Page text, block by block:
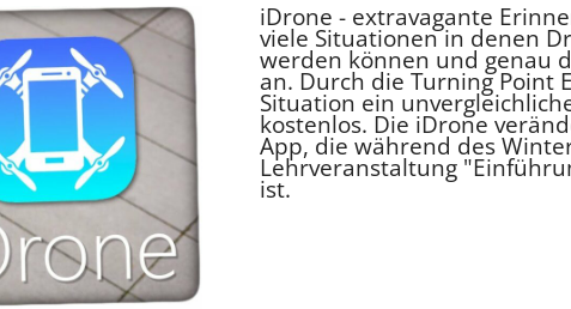
iDrone - extravagante
viele Situationen in denen
werden können und genau
an. Durch die Turning Point
Situation ein
kostenlos. Die iDrone
App, die während des
Lehrveranstaltung
ist.